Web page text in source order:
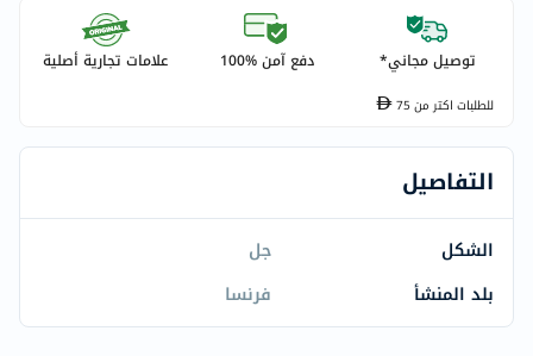
توصيل مجاني* دفع آمن %100 علامات تجارية أصلية
للطلبات اكتر من75
التفاصيل
الشكل
جل
بلد المنشأ
فرنسا